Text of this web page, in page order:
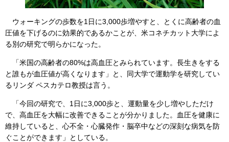
ウォーキングの歩数を1日に3,000歩増やすと、とくに高齢者の血
圧値を下げるのに効果的であるかことが、米コネチカット大学によ
る別の研究で明らかになった。
「米国の高齢者の80%は高血圧とみられています。長生きをする
と誰もが血圧値が高くなります」と、同大学で運動学を研究してい
るリンダ ペスカテロ教授は言う。
「今回の研究で、1日に3,000歩と、運動量を少し増やしただけ
で、高血圧を大幅に改善できることが分かりました。血圧を健康に
維持していると、心不全・心臓発作・脳卒中などの深刻な病気を防
ぐことができます」としている。